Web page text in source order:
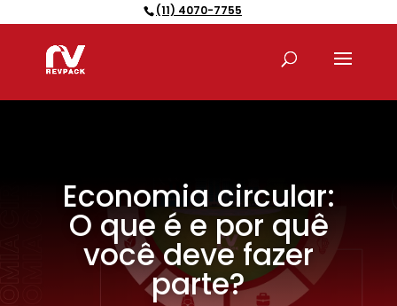
(11) 4070-7755
Economia circular:
O que é e por quê
você deve fazer
parte?